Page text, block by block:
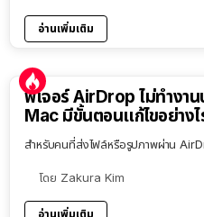
อ่านเพิ่มเติม
ฟีเจอร์ AirDrop ไม่ทำงา
Mac มีขั้นตอนแก้ไขอย่างไ
สำหรับคนที่ส่งไฟล์หรือรูปภาพผ่าน
โดย Zakura Kim
อ่านเพิ่มเติม